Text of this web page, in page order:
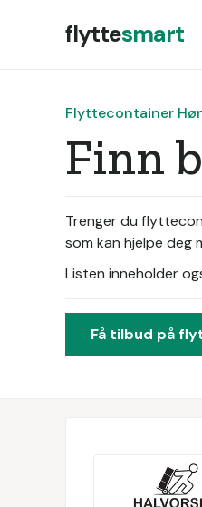
flyttesmart
Flyttecontainer
Finn
Trenger du
som kan hjelpe
Listen inneholder
Få tilbud på